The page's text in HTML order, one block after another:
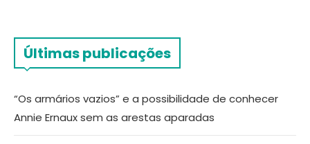
Últimas publicações
“Os armários vazios” e a possibilidade de conhecer
Annie Ernaux sem as arestas aparadas